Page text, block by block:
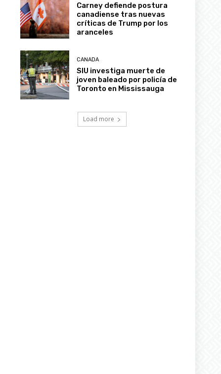
Carney defiende postura
canadiense tras nuevas
críticas de Trump por los
aranceles
CANADA
SIU investiga muerte de
joven baleado por policía de
Toronto en Mississauga
Load more